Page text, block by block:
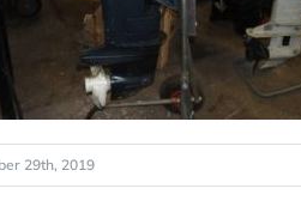
29th, 2019